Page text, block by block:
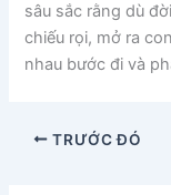
sâu sắc rằng dù
chiếu rọi, mở ra
nhau bước đi và
TRƯỚC ĐÓ